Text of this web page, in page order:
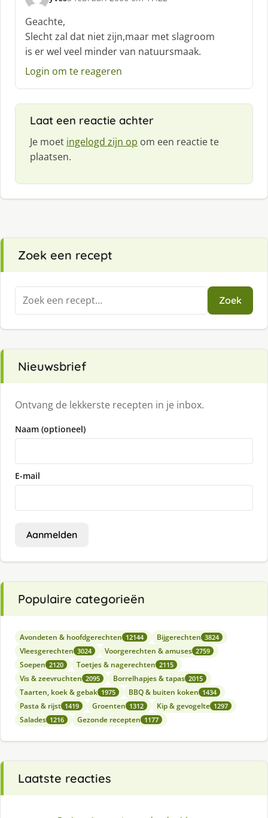
s
c
h
r
e
e
:
Geachte,
Slecht zal dat niet zijn,maar met slagroom
is er wel veel minder van natuursmaak.
Login om te reageren
Laat een reactie achter
Je moet ingelogd zijn op om een reactie te
plaatsen.
Zoek een recept
Zoeken
naar:
Zoek
Nieuwsbrief
Ontvang de lekkerste recepten in je inbox.
Naam (optioneel)
E-mail
Aanmelden
Populaire categorieën
Avondeten & hoofdgerechten 12144 Bijgerechten 3824
Vleesgerechten 3024 Voorgerechten & amuses 2759
Soepen 2120 Toetjes & nagerechten 2115
Vis & zeevruchten 2095 Borrelhapjes & tapas 2015
Taarten, koek & gebak 1975 BBQ & buiten koken 1434
Pasta & rijst 1419 Groenten 1312 Kip & gevogelte 1297
Salades 1216 Gezonde recepten 1177
Laatste reacties